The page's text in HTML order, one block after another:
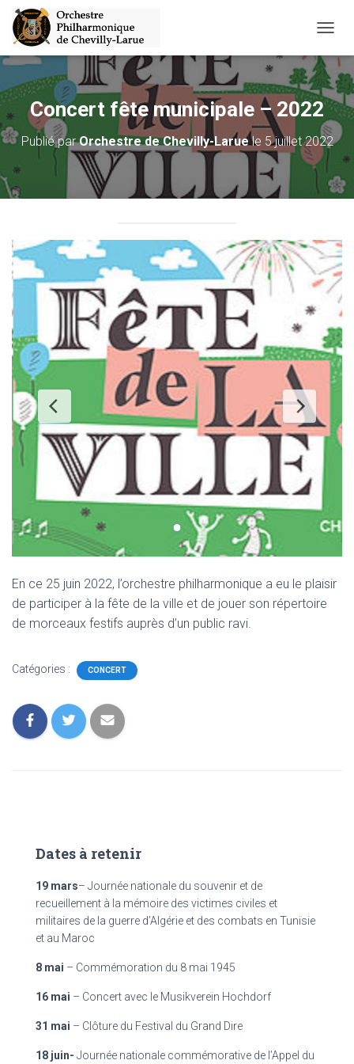
É
P
L
I
R
L
N
A
T
O
Concert fête municipale – 2022
Publié parOrchestre de Chevilly-Laruele 5 juillet 2022
En ce 25 juin 2022, l’orchestre philharmonique a eu le plaisir
de participer à la fête de la ville et de jouer son répertoire
de morceaux festifs auprès d’un public ravi.
Catégories : CONCERT
Dates à retenir
19 mars– Journée nationale du souvenir et de
recueillement à la mémoire des victimes civiles et
militaires de la guerre d’Algérie et des combats en Tunisie
et au Maroc
8 mai – Commémoration du 8 mai 1945
16 mai – Concert avec le Musikverein Hochdorf
31 mai – Clôture du Festival du Grand Dire
18 juin- Journée nationale commémorative de l’Appel du